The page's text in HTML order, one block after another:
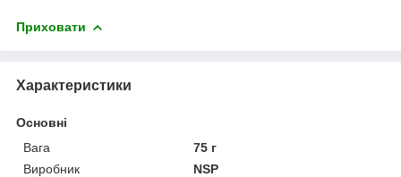
Приховати
Характеристики
Основні
Вага
75 г
Виробник
NSP